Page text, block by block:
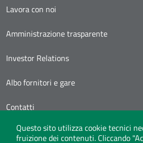
Questo sito utilizza cookie tecnici
fruizione dei contenuti. Cliccando
Lavora con noi
Amministrazione trasparente
Investor Relations
Albo fornitori e gare
Contatti
Area Personale